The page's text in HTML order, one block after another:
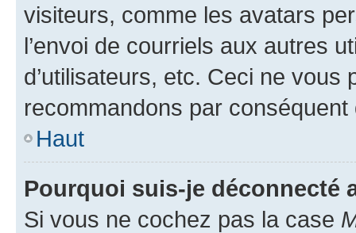
visiteurs, comme les avatars
l’envoi de courriels aux autres
d’utilisateurs, etc. Ceci ne vous
recommandons par conséquent
Haut
Pourquoi suis-je déconnecté
Si vous ne cochez pas la case